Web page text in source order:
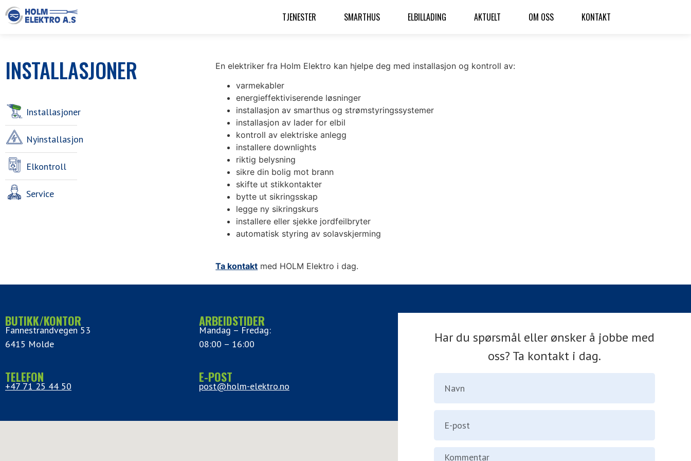
TJENESTER SMARTHUS ELBILLADING AKTUELT OM OSS KONTAKT
INSTALLASJONER
Installasjoner
Nyinstallasjon
Elkontroll
Service
En elektriker fra Holm Elektro kan hjelpe deg med installasjon og kontroll av:
varmekabler
energieffektiviserende løsninger
installasjon av smarthus og strømstyringssystemer
installasjon av lader for elbil
kontroll av elektriske anlegg
installere downlights
riktig belysning
sikre din bolig mot brann
skifte ut stikkontakter
bytte ut sikringsskap
legge ny sikringskurs
installere eller sjekke jordfeilbryter
automatisk styring av solavskjerming
Ta kontakt med HOLM Elektro i dag.
BUTIKK/KONTOR
Fannestrandvegen 53
6415 Molde
TELEFON
+47 71 25 44 50
ARBEIDSTIDER
Mandag – Fredag:
08:00 – 16:00
E-POST
post@holm-elektro.no
Har du spørsmål eller ønsker å jobbe med
oss? Ta kontakt i dag.